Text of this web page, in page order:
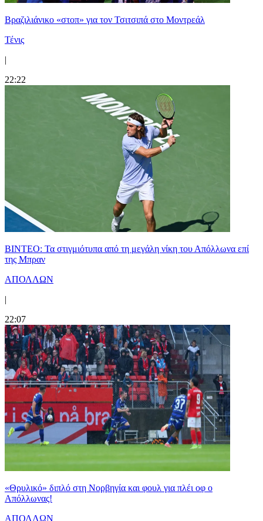
Βραζιλιάνικο «στοπ» για τον Τσιτσιπά στο Μοντρεάλ
Τένις
|
22:22
ΒΙΝΤΕΟ: Τα στιγμιότυπα από τη μεγάλη νίκη του Απόλλωνα επί
της Μπραν
ΑΠΟΛΛΩΝ
|
22:07
«Θρυλικό» διπλό στη Νορβηγία και φουλ για πλέι οφ ο
Απόλλωνας!
ΑΠΟΛΛΩΝ